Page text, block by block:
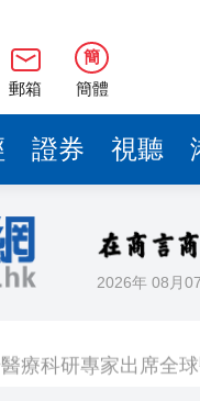
郵箱
簡
簡體
證券 視聽
2026年 08月
療科研專家出席全